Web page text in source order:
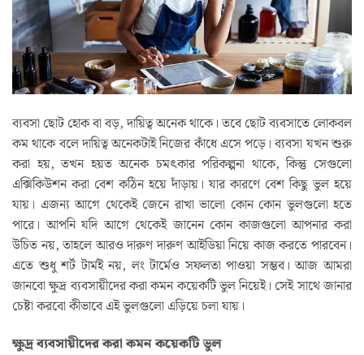
ব্যবসা ছোট হোক বা বড়, দায়িত্ব অনেক থাকে। তবে ছোট ব্যবসাতে লোকবল
কম থাকে বলে দায়িত্ব অনেকটাই নিজের কাঁধে এসে পড়ে। ব্যবসা যখন শুরু
করা হয়, তখন হয়ত অনেক চমৎকার পরিকল্পনা থাকে, কিন্তু সেগুলো
এক্সিকিউশন করা বেশ কঠিন হয়ে দাঁড়ায়। যার কারণে বেশ কিছু ভুল হয়ে
যায়। এজন্য আগে থেকেই জেনে রাখা ভালো কোন কোন ভুলগুলো হতে
পারে। আপনি যদি আগে থেকেই জানেন কোন কাজগুলো আপনার করা
উচিত নয়, তাহলে আরও দারুণ দারুণ আইডিয়া নিয়ে কাজ করতে পারবেন।
এতে শুধু শর্ট টার্মই নয়, লং টার্মেও সফলতা পাওয়া সম্ভব। আজ আমরা
জানবো ক্ষুদ্র ব্যবসায়ীদের করা কমন কয়েকটি ভুল নিয়েই। সেই সাথে জানার
চেষ্টা করবো কীভাবে এই ভুলগুলো এড়িয়ে চলা যায়।
ক্ষুদ্র ব্যবসায়ীদের করা কমন কয়েকটি ভুল